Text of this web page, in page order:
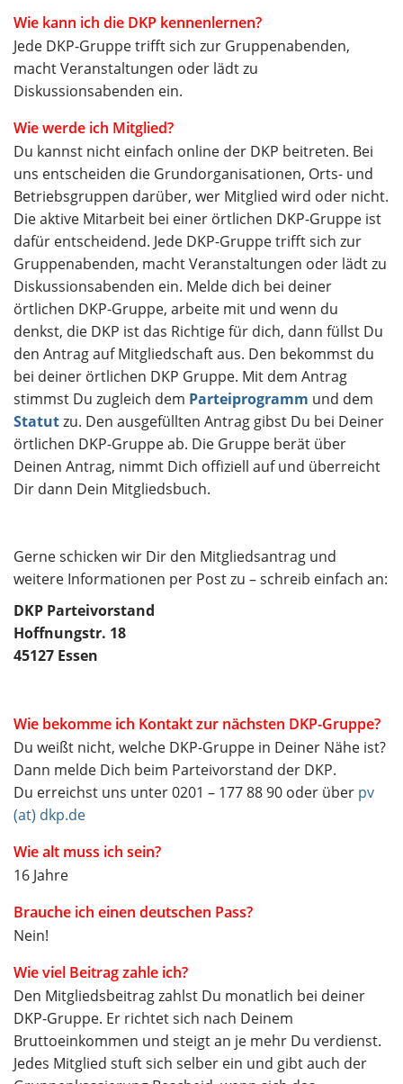
Wie kann ich die DKP kennenlernen?
Jede DKP-Gruppe trifft sich zur Gruppenabenden,
macht Veranstaltungen oder lädt zu
Diskussionsabenden ein.
Wie werde ich Mitglied?
Du kannst nicht einfach online der DKP beitreten. Bei
uns entscheiden die Grundorganisationen, Orts- und
Betriebsgruppen darüber, wer Mitglied wird oder nicht.
Die aktive Mitarbeit bei einer örtlichen DKP-Gruppe ist
dafür entscheidend. Jede DKP-Gruppe trifft sich zur
Gruppenabenden, macht Veranstaltungen oder lädt zu
Diskussionsabenden ein. Melde dich bei deiner
örtlichen DKP-Gruppe, arbeite mit und wenn du
denkst, die DKP ist das Richtige für dich, dann füllst Du
den Antrag auf Mitgliedschaft aus. Den bekommst du
bei deiner örtlichen DKP Gruppe. Mit dem Antrag
stimmst Du zugleich dem Parteiprogramm und dem
Statutzu. Den ausgefüllten Antrag gibst Du bei Deiner
örtlichen DKP-Gruppe ab. Die Gruppe berät über
Deinen Antrag, nimmt Dich offiziell auf und überreicht
Dir dann Dein Mitgliedsbuch.
Gerne schicken wir Dir den Mitgliedsantrag und
weitere Informationen per Post zu – schreib einfach an:
DKP Parteivorstand
Hoffnungstr. 18
45127 Essen
Wie bekomme ich Kontakt zur nächsten DKP-Gruppe?
Du weißt nicht, welche DKP-Gruppe in Deiner Nähe ist?
Dann melde Dich beim Parteivorstand der DKP.
Du erreichst uns unter 0201 – 177 88 90 oder über pv
(at) dkp.de
Wie alt muss ich sein?
16 Jahre
Brauche ich einen deutschen Pass?
Nein!
Wie viel Beitrag zahle ich?
Den Mitgliedsbeitrag zahlst Du monatlich bei deiner
DKP-Gruppe. Er richtet sich nach Deinem
Bruttoeinkommen und steigt an je mehr Du verdienst.
Jedes Mitglied stuft sich selber ein und gibt auch der